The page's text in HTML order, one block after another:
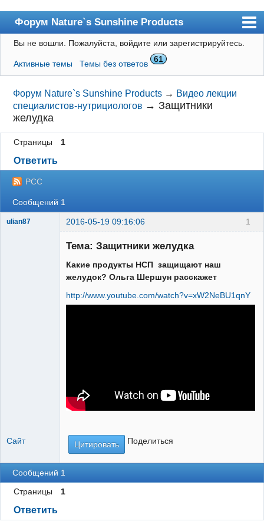
Форум Nature`s Sunshine Products
Форум
Каталог Россия
Каталог Украина
Блог
Наборы NSP
Поиск
Регистрация
Вход
Вы не вошли. Пожалуйста, войдите или зарегистрируйтесь.
Активные темы Темы без ответов 61
Форум Nature`s Sunshine Products → Видео лекции
специалистов-нутрициологов →Защитники
желудка
Страницы 1
Ответить
РСС
Сообщений 1
1
ulian87 2016-05-19 09:16:06
Тема: Защитники желудка
Какие продукты НСП защищают наш
желудок? Ольга Шершун расскажет
http://www.youtube.com/watch?v=xW2NeBU1qnY
Сайт Цитировать Поделиться
Сообщений 1
Страницы 1
Ответить